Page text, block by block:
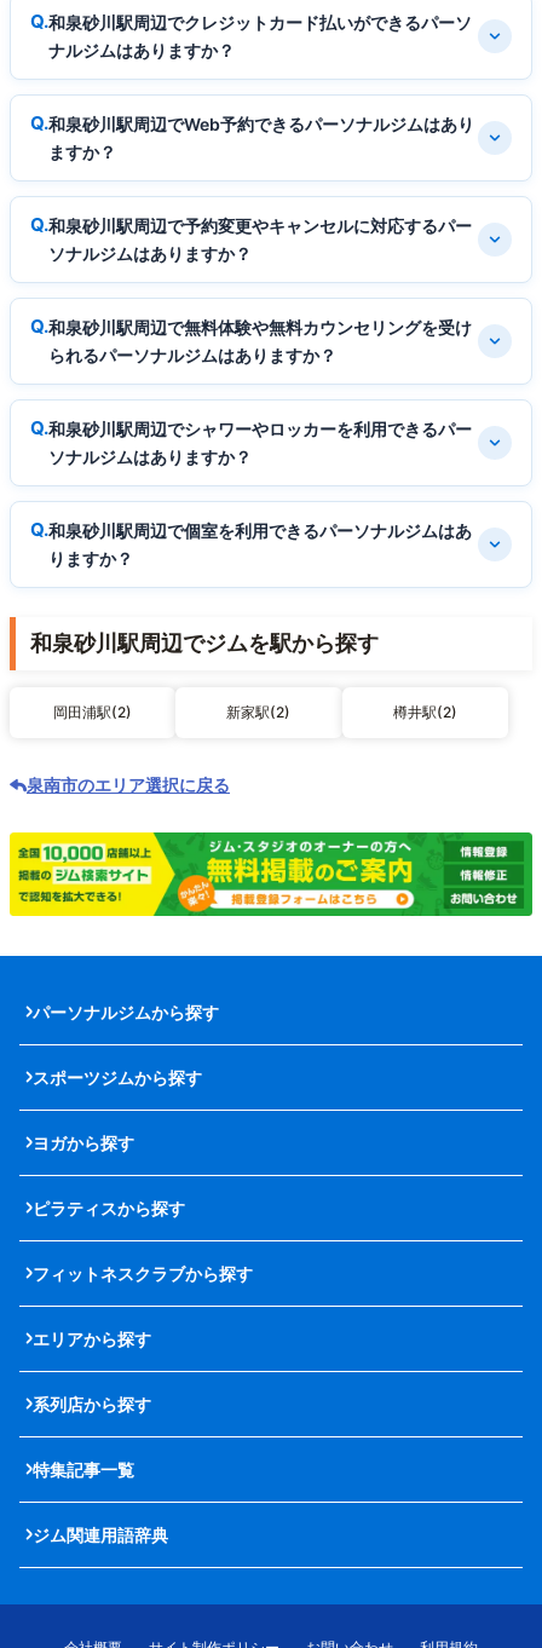
和泉砂川駅周辺でクレジットカード払いができるパーソ
ナルジムはありますか？
和泉砂川駅周辺でWeb予約できるパーソナルジムはあり
ますか？
和泉砂川駅周辺で予約変更やキャンセルに対応するパー
ソナルジムはありますか？
和泉砂川駅周辺で無料体験や無料カウンセリングを受け
られるパーソナルジムはありますか？
和泉砂川駅周辺でシャワーやロッカーを利用できるパー
ソナルジムはありますか？
和泉砂川駅周辺で個室を利用できるパーソナルジムはあ
りますか？
和泉砂川駅周辺でジムを駅から探す
岡田浦駅(2) 新家駅(2) 樽井駅(2)
泉南市のエリア選択に戻る
パーソナルジムから探す
スポーツジムから探す
ヨガから探す
ピラティスから探す
フィットネスクラブから探す
エリアから探す
系列店から探す
特集記事一覧
ジム関連用語辞典